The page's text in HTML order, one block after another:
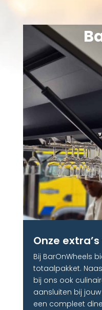
Onze
Bij BarOnWheels
totaalpakket.
bij ons ook
aansluiten bij
een compleet